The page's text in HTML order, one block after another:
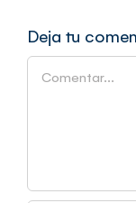
Deja tu
Comentar